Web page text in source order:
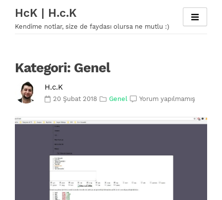
content
HcK | H.c.K
Kendime notlar, size de faydası olursa ne mutlu :)
Kategori: Genel
H.c.K
20 Şubat 2018 Genel Yorum yapılmamış